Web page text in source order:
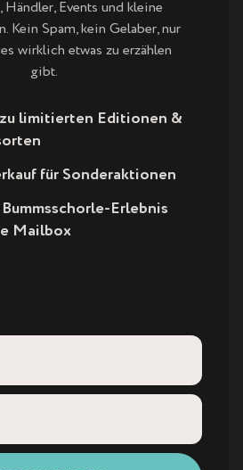
Händler, Events und kleine
Kein Spam, kein Gelaber, nur
wirklich etwas zu erzählen
gibt.
limitierten Editionen &
für Sonderaktionen
Erlebnis
Mailbox